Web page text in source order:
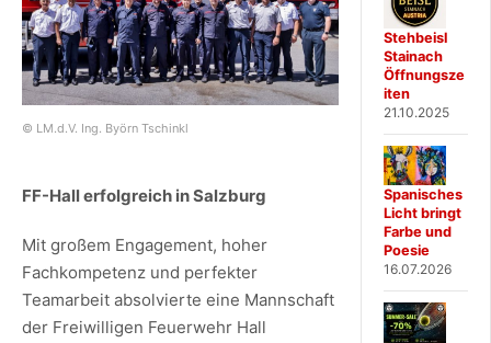
© LM.d.V. Ing. Byörn Tschinkl
FF-Hall erfolgreich in Salzburg
Mit großem Engagement, hoher
Fachkompetenz und perfekter
Teamarbeit absolvierte eine Mannschaft
der Freiwilligen Feuerwehr Hall
Stehbeisl
Stainach
Öffnungsze
iten
21.10.2025
Spanisches
Licht bringt
Farbe und
Poesie
16.07.2026